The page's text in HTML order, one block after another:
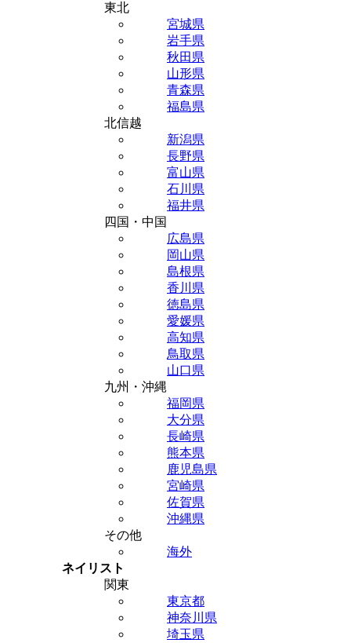
東北
宮城県
岩手県
秋田県
山形県
青森県
福島県
北信越
新潟県
長野県
富山県
石川県
福井県
四国・中国
広島県
岡山県
島根県
香川県
徳島県
愛媛県
高知県
鳥取県
山口県
九州・沖縄
福岡県
大分県
長崎県
熊本県
鹿児島県
宮崎県
佐賀県
沖縄県
その他
海外
ネイリスト
関東
東京都
神奈川県
埼玉県